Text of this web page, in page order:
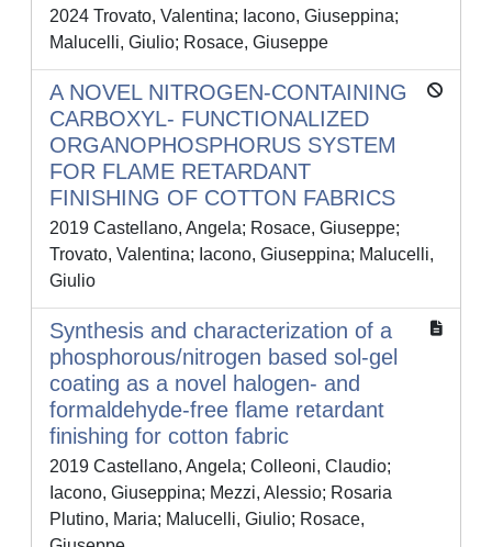
2024 Trovato, Valentina; Iacono, Giuseppina;
Malucelli, Giulio; Rosace, Giuseppe
A NOVEL NITROGEN-CONTAINING
CARBOXYL- FUNCTIONALIZED
ORGANOPHOSPHORUS SYSTEM
FOR FLAME RETARDANT
FINISHING OF COTTON FABRICS
2019 Castellano, Angela; Rosace, Giuseppe;
Trovato, Valentina; Iacono, Giuseppina; Malucelli,
Giulio
Synthesis and characterization of a
phosphorous/nitrogen based sol-gel
coating as a novel halogen- and
formaldehyde-free flame retardant
finishing for cotton fabric
2019 Castellano, Angela; Colleoni, Claudio;
Iacono, Giuseppina; Mezzi, Alessio; Rosaria
Plutino, Maria; Malucelli, Giulio; Rosace,